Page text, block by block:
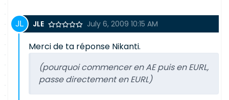
JLE July 6, 2009 10:15 AM
Merci de ta réponse Nikanti.
(pourquoi commencer en AE puis en EURL,
passe directement en EURL)